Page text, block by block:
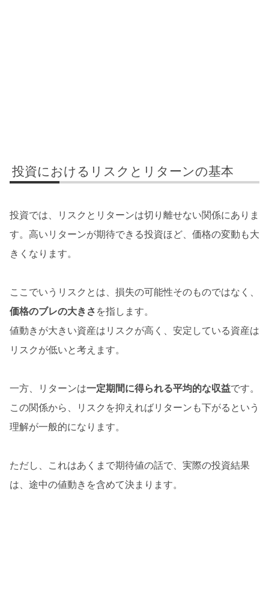
投資におけるリスクとリターンの基本
投資では、リスクとリターンは切り離せない関係にありま
す。高いリターンが期待できる投資ほど、価格の変動も大
きくなります。
ここでいうリスクとは、損失の可能性そのものではなく、
価格のブレの大きさ を指します。
値動きが大きい資産はリスクが高く、安定している資産は
リスクが低いと考えます。
一方、リターンは一定期間に得られる平均的な収益です。
この関係から、リスクを抑えればリターンも下がるという
理解が一般的になります。
ただし、これはあくまで期待値の話で、実際の投資結果
は、途中の値動きを含めて決まります。